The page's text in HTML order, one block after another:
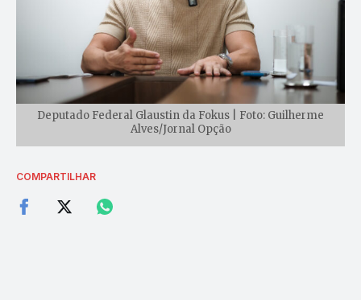
Deputado Federal Glaustin da Fokus | Foto: Guilherme
Alves/Jornal Opção
COMPARTILHAR